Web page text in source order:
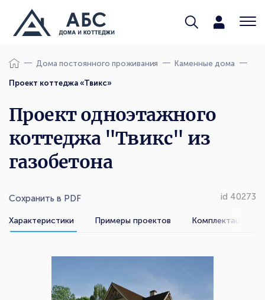
Дома постоянного проживания Каменные дома
Проект коттеджа «Твикс»
Проект одноэтажного
коттеджа "Твикс" из
газобетона
Сохранить в PDF id 40273
Характеристики Примеры проектов Комплектации